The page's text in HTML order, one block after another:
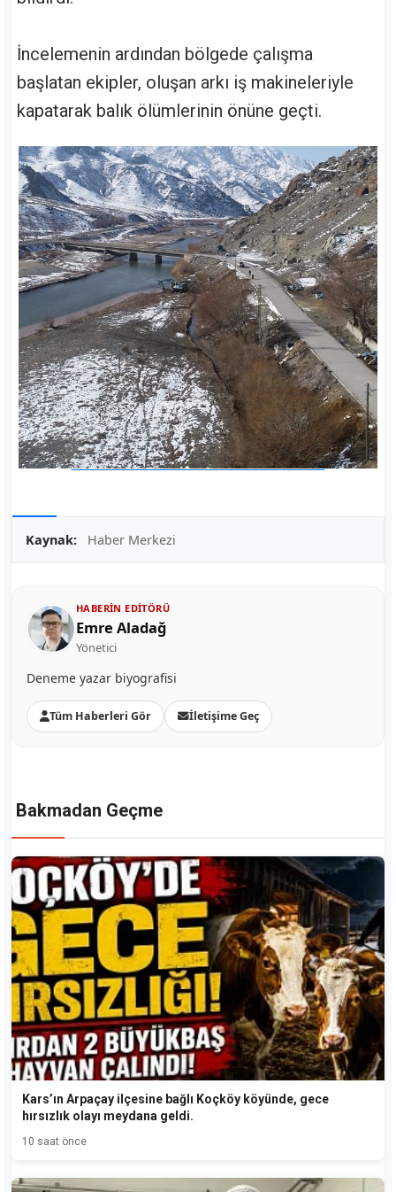
İncelemenin ardından bölgede çalışma
başlatan ekipler, oluşan arkı iş makineleriyle
kapatarak balık ölümlerinin önüne geçti.
Kaynak: Haber Merkezi
HABERIN EDITÖRÜ
Emre Aladağ
Yönetici
Deneme yazar biyografisi
Tüm Haberleri Gör İletişime Geç
Bakmadan Geçme
Kars’ın Arpaçay ilçesine bağlı Koçköy köyünde, gece
hırsızlık olayı meydana geldi.
10 saat önce